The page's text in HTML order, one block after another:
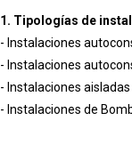
1. Tipologías de
- Instalaciones
- Instalaciones
- Instalaciones
- Instalaciones de